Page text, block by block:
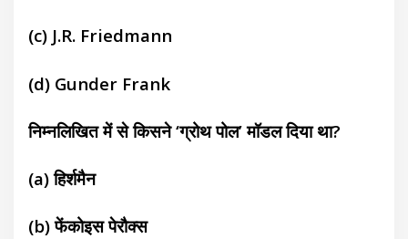
(c) J.R. Friedmann
(d) Gunder Frank
निम्नलिखित में से किसने ‘ग्रोथ पोल’ मॉडल दिया था?
(a)हिर्शमैन
(b)फेंकोइस पेरौक्स